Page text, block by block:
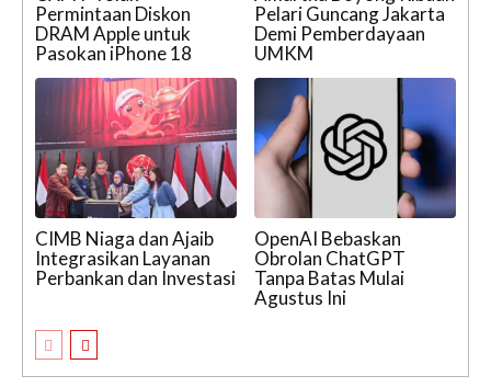
Permintaan Diskon
DRAM Apple untuk
Pasokan iPhone 18
Pelari Guncang Jakarta
Demi Pemberdayaan
UMKM
CIMB Niaga dan Ajaib
Integrasikan Layanan
Perbankan dan Investasi
OpenAI Bebaskan
Obrolan ChatGPT
Tanpa Batas Mulai
Agustus Ini